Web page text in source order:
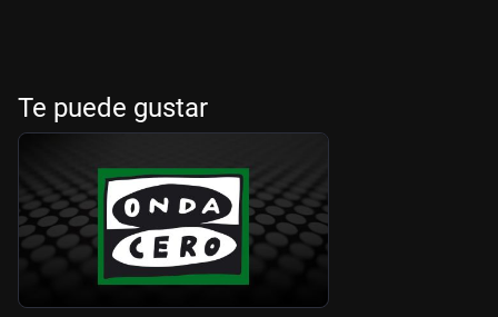
Te puede gustar